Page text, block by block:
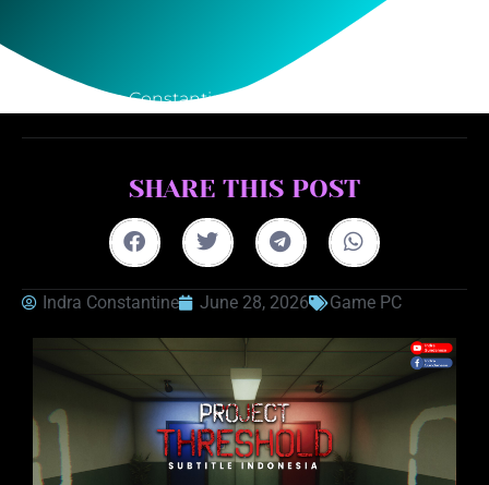
Indra Constantine
SHARE THIS POST
Indra Constantine June 28, 2026 Game PC